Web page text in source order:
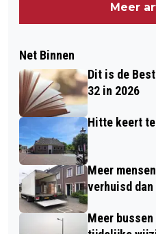
Meer
Net Binnen
Dit is de
32 in 2026
Hitte keert
Meer
verhuisd
Meer